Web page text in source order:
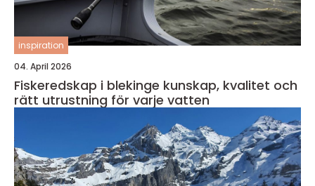
inspiration
04. April 2026
Fiskeredskap i blekinge kunskap, kvalitet och
rätt utrustning för varje vatten